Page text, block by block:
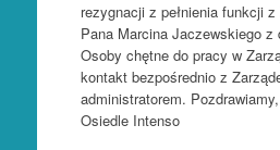
rezygnacji z pełnienia funkcji
Pana Marcina Jaczewskiego z
Osoby chętne do pracy w
kontakt bezpośrednio z
administratorem.
Osiedle Intenso